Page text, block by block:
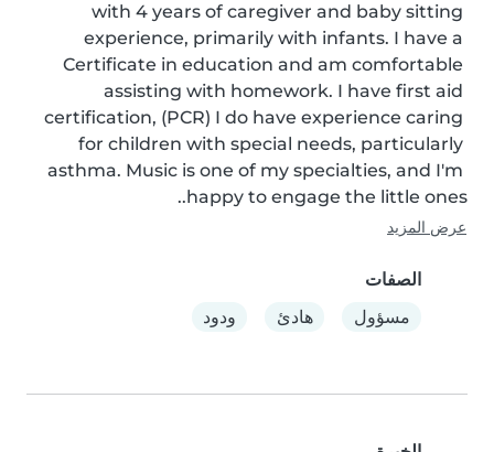
with 4 years of caregiver and baby sitting
experience, primarily with infants. I have a
Certificate in education and am comfortable
assisting with homework. I have first aid
certification, (PCR) I do have experience caring
for children with special needs, particularly
asthma. Music is one of my specialties, and I'm
happy to engage the little ones..
عرض المزيد
الصفات
مسؤول
هادئ ودود